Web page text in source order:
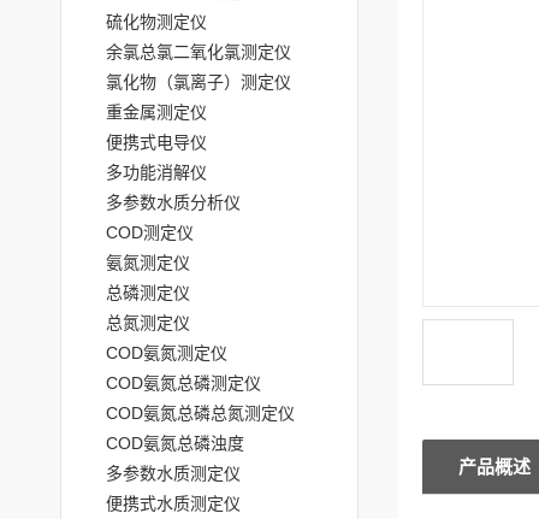
硫化物测定仪
余氯总氯二氧化氯测定仪
氯化物（氯离子）测定仪
重金属测定仪
便携式电导仪
多功能消解仪
多参数水质分析仪
COD测定仪
氨氮测定仪
总磷测定仪
总氮测定仪
COD氨氮测定仪
COD氨氮总磷测定仪
COD氨氮总磷总氮测定仪
COD氨氮总磷浊度
多参数水质测定仪
便携式水质测定仪
产品概述